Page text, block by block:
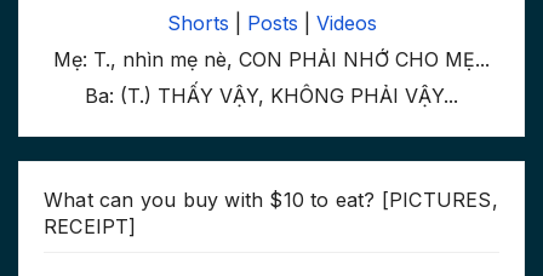
Shorts
Posts
Videos
Mẹ: T., nhìn mẹ nè, CON PHẢI NHỚ CHO MẸ...
Ba: (T.) THẤY VẬY, KHÔNG PHẢI VẬY...
What can you buy with $10 to eat? [PICTURES,
RECEIPT]